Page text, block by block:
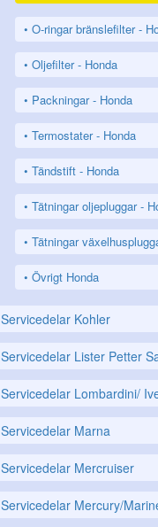
O-ringar bränslefilter -
Oljefilter - Honda
Packningar - Honda
Termostater - Honda
Tändstift - Honda
Tätningar oljepluggar -
Tätningar
Övrigt Honda
Servicedelar Kohler
Servicedelar Lister Petter
Servicedelar Lombardini/
Servicedelar Marna
Servicedelar Mercruiser
Servicedelar Mercury/